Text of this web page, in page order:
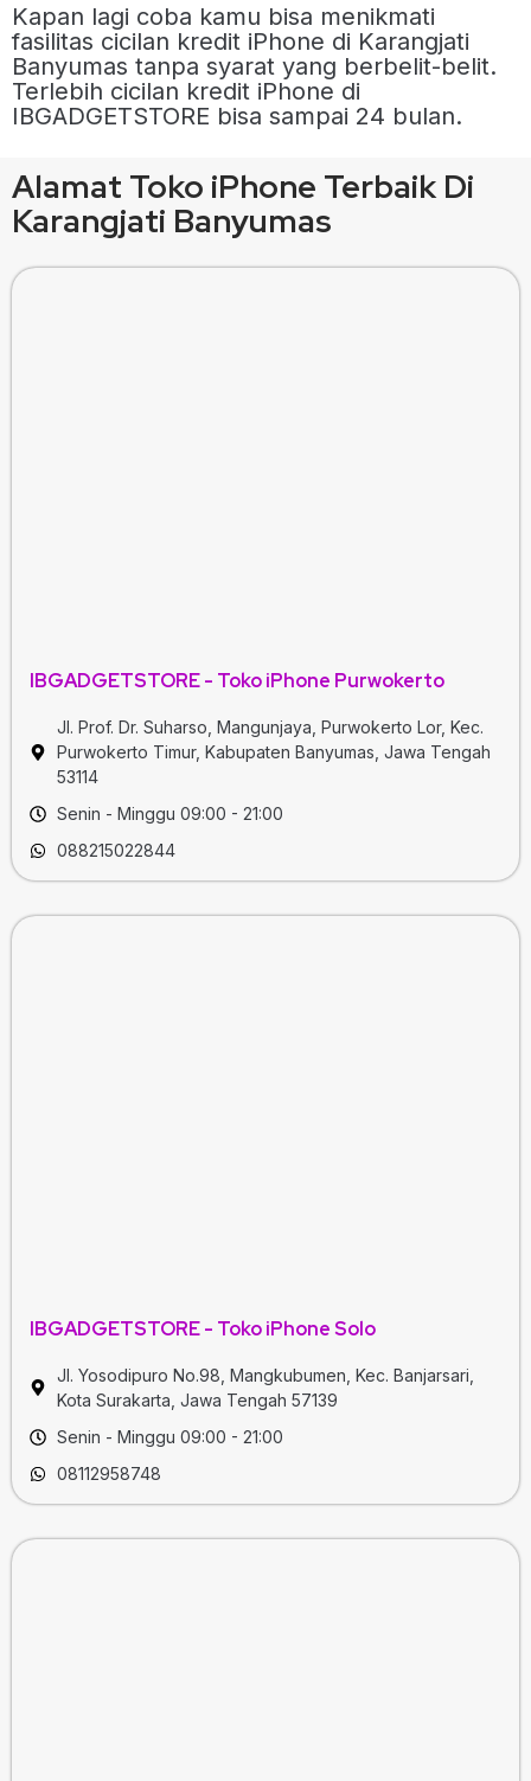
Kapan lagi coba kamu bisa menikmati
fasilitas cicilan kredit iPhone di Karangjati
Banyumas tanpa syarat yang berbelit-belit.
Terlebih cicilan kredit iPhone di
IBGADGETSTORE bisa sampai 24 bulan.
Alamat Toko iPhone Terbaik Di
Karangjati Banyumas
IBGADGETSTORE - Toko iPhone Purwokerto
Jl. Prof. Dr. Suharso, Mangunjaya, Purwokerto Lor, Kec.
Purwokerto Timur, Kabupaten Banyumas, Jawa Tengah
53114
Senin - Minggu 09:00 - 21:00
088215022844
IBGADGETSTORE - Toko iPhone Solo
Jl. Yosodipuro No.98, Mangkubumen, Kec. Banjarsari,
Kota Surakarta, Jawa Tengah 57139
Senin - Minggu 09:00 - 21:00
08112958748